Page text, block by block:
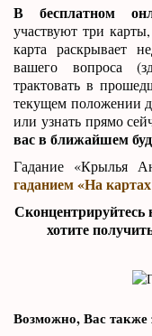
В бесплатном
участвуют три
карта раскрывает
вашего вопроса
трактовать в
текущем положении
или узнать прямо
вас в ближайшем
Гадание «Крылья
гаданием «На
Сконцентрируйтесь
хотите
Возможно, Вас также